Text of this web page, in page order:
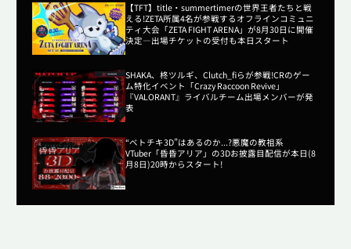
【TFT】title・summertimerの世界王者たちと戦
える!ZETA所属4名が参戦するオフラインコミュニ
ティ大会「ZETA FIGHT ARENA」が8月30日に開催
決定―出場チケットの受付も本日スタート
SHAKA、柊ツルギ、Clutch_fiらが参戦!CRのゲー
ム特化イベント「Crazy Raccoon Revive」
『VALORANT』ライバルチーム出場メンバーが発
表
“ベトチキ3D”はあるのか...?悪魔の教祖系
VTuber「昏昏アリア」の3Dお披露目配信が本日(8
月8日)20時からスタート!